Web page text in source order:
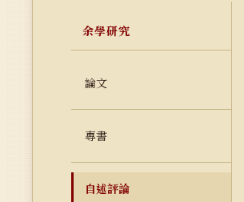
余學研究
論文
專書
自述評論